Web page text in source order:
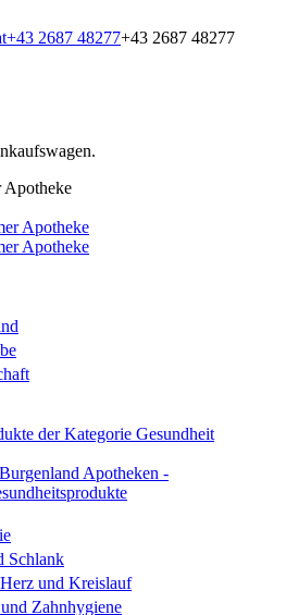
+43 2687 48277+43 2687 48277
Apotheke
der Kategorie Gesundheit
Schlank
und Kreislauf
Zahnhygiene